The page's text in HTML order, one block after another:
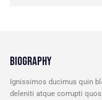
BIOGRAPHY
Ignissimos ducimus quin
deleniti atque corrupti